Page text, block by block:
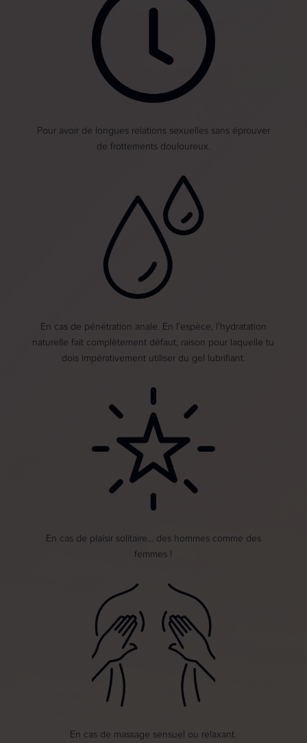
Pour avoir de longues relations sexuelles sans éprouver
de frottements douloureux.
En cas de pénétration anale. En l’espèce, l’hydratation
naturelle fait complètement défaut, raison pour laquelle tu
dois impérativement utiliser du gel lubrifiant.
En cas de plaisir solitaire… des hommes comme des
femmes !
En cas de massage sensuel ou relaxant.